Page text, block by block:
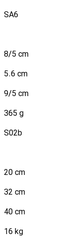
SA6
8/5 cm
5.6 cm
9/5 cm
365 g
S02b
20 cm
32 cm
40 cm
16 kg